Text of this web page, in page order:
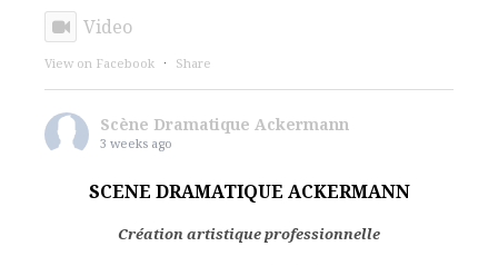
Video
View on Facebook · Share
Scène Dramatique Ackermann
3 weeks ago
🎭 STAGES THEATRE - LE CABARET DES
SCENE DRAMATIQUE ACKERMANN
Création artistique professionnelle